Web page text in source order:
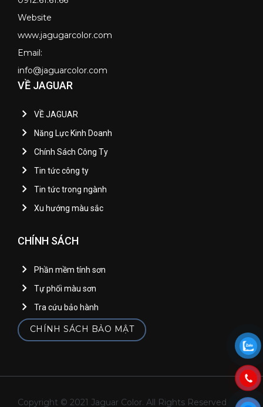
Website
www.jagugarcolor.com
Email:
info@jaguarcolor.com
VỀ JAGUAR
VỀ JAGUAR
Năng Lực Kinh Doanh
Chính Sách Công Ty
Tin tức công ty
Tin tức trong ngành
Xu hướng màu sắc
CHÍNH SÁCH
Phần mềm tính sơn
Tự phối màu sơn
Tra cứu bảo hành
CHÍNH SÁCH BẢO MẬT
Copyright © 2021 Jaguar Color. All Rights Reserved